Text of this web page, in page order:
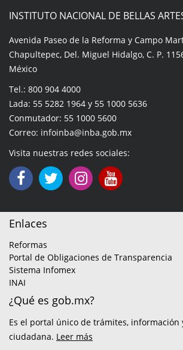
INSTITUTO NACIONAL DE BELLAS
Avenida Paseo de la Reforma y Campo
Chapultepec, Del. Miguel Hidalgo, C. P.
México
Tel.: 800 904 4000
Lada: 55 5282 1964 y 55 1000 5636
Conmutador: 55 1000 5600
Correo: infoinba@inba.gob.mx
Visita nuestras redes sociales:
Enlaces
Reformas
Portal de Obligaciones de Transparencia
Sistema Infomex
INAI
¿Qué es gob.mx?
Es el portal único de trámites, información
ciudadana. Leer más